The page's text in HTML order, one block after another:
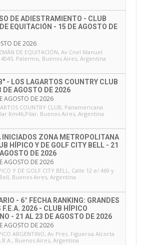
DE ADIESTRAMIENTO - CLUB
EQUITACIÓN - 15 DE AGOSTO DE
DE 2026
DE EQUITACIÓN, Av Cnel Manuel
Palermo, Buenos Aires, Argentina
- LOS LAGARTOS COUNTRY CLUB
DE AGOSTO DE 2026
AGOSTO DE 2026
COUNTRY CLUB, Panamericana
Km46,Pilar, Buenos Aires, Argentina
INICIADOS ZONA METROPOLITANA
HÍPICO Y DE GOLF CITY BELL - 21
DE 2026
AGOSTO DE 2026
Y DE GOLF CITY BELL, Calle 12 e/ 469 y
Buenos Aires, Argentina
- 6° FECHA RANKING: GRANDES
F.E.A. 2026 - CLUB HÍPICO
- 21 AL 23 DE AGOSTO DE 2026
AGOSTO DE 2026
ARGENTINO, Av Pres. Figueroa Alcorta
Buenos Aires, Argentina